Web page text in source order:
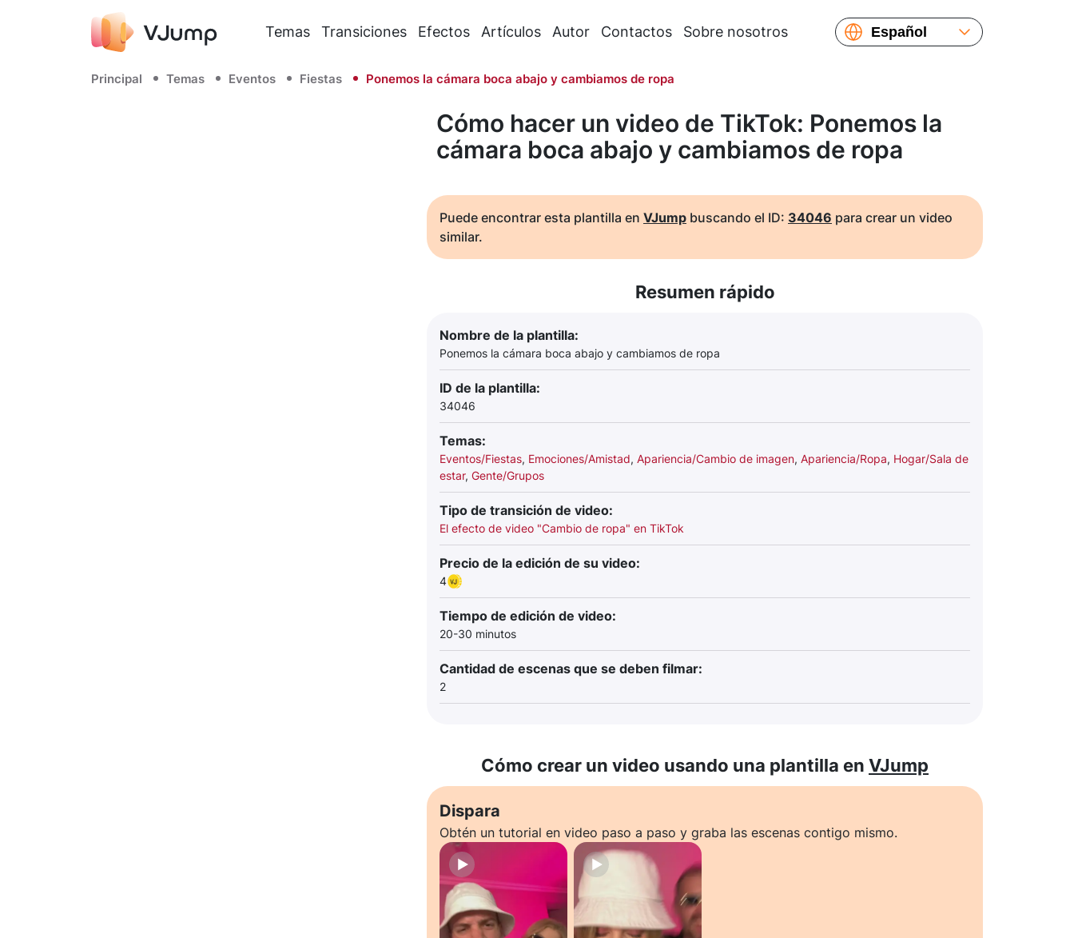
Temas Transiciones Efectos Artículos Autor Contactos Sobre nosotros
Español
Français
繁體中文
Principal Temas Eventos Fiestas Ponemos la cámara boca abajo y cambiamos de ropa
Cómo hacer un video de TikTok: Ponemos la
cámara boca abajo y cambiamos de ropa
Puede encontrar esta plantilla en VJump buscando el ID: 34046 para crear un video
similar.
Resumen rápido
Nombre de la plantilla:
Ponemos la cámara boca abajo y cambiamos de ropa
ID de la plantilla:
34046
Temas:
Eventos/Fiestas, Emociones/Amistad, Apariencia/Cambio de imagen, Apariencia/Ropa, Hogar/Sala de
estar, Gente/Grupos
Tipo de transición de video:
El efecto de video "Cambio de ropa" en TikTok
Precio de la edición de su video:
4
Tiempo de edición de video:
20-30 minutos
Cantidad de escenas que se deben filmar:
2
Cómo crear un video usando una plantilla en VJump
Dispara
Obtén un tutorial en video paso a paso y graba las escenas contigo mismo.